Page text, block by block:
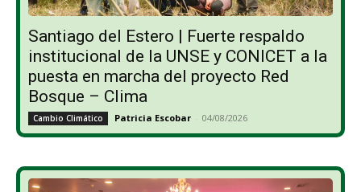
Santiago del Estero | Fuerte respaldo
institucional de la UNSE y CONICET a la
puesta en marcha del proyecto Red
Bosque – Clima
Cambio Climático Patricia Escobar - 04/08/2026